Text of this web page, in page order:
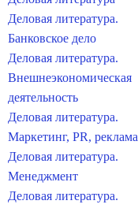
Деловая литература.
Банковское дело
Деловая литература.
Внешнеэкономическая
деятельность
Деловая литература.
Маркетинг, PR, реклама
Деловая литература.
Менеджмент
Деловая литература.